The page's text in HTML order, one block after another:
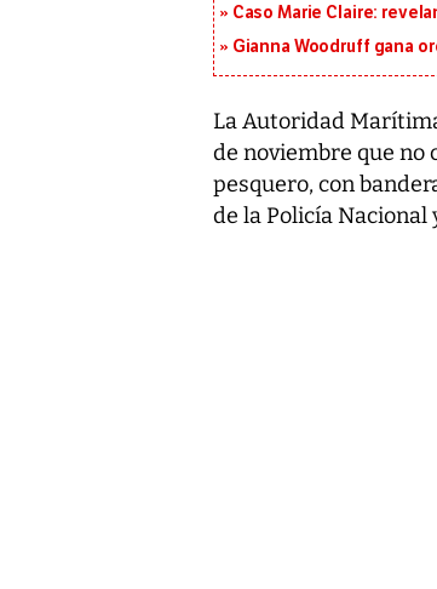
Caso Marie Claire:
Gianna Woodruff gana
La Autoridad
de noviembre que no
pesquero, con
de la Policía Nacional